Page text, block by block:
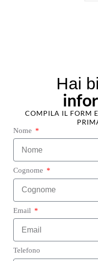
Hai
COMPILA IL FORM
Nome
Cognome
Email
Telefono